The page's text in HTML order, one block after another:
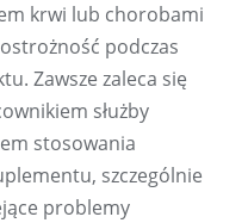
krwi lub chorobami
podczas
Zawsze zaleca się
służby
stosowania
szczególnie
problemy